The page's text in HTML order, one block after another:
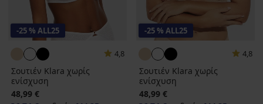
-25 % ALL25
4,8
Σουτιέν Klara χωρίς
ενίσχυση
48,99 €
-25 % ALL25
4,8
Σουτιέν Klara χωρίς
ενίσχυση
48,99 €